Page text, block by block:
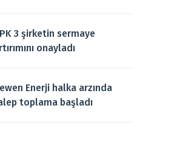
3 şirketin sermaye
onayladı
Enerji halka arzında
toplama başladı